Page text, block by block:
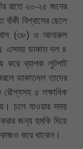
রাতে ২০-২৫ জনের
বিশ্বাসের ছেলে
(৩৮) ও আনারুল
এসময় ডাকাত দল ৪
করে ব্যাপক লুটপাট
ডাকাতদল তাদের
রৌপ্যসহ ৫ লক্ষাধিক
চলে যাওয়ার সময়
করার জন্য হুমকি দিয়ে
করে থাকেন।